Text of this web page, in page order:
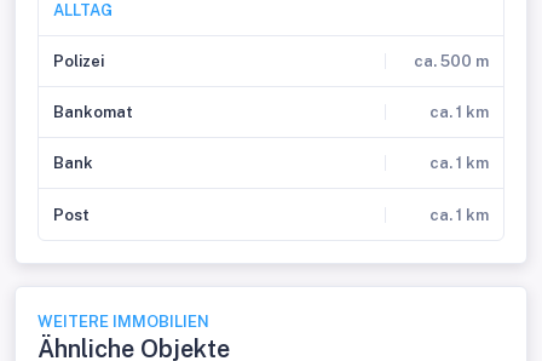
ALLTAG
Polizei ca. 500 m
Bankomat ca. 1 km
Bank ca. 1 km
Post ca. 1 km
WEITERE IMMOBILIEN
Ähnliche Objekte